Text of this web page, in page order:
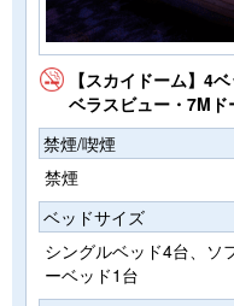
【スカイドーム】4
ベラスビュー・7Mド
禁煙/喫煙
禁煙
ベッドサイズ
シングルベッド4台、ソ
ーベッド1台